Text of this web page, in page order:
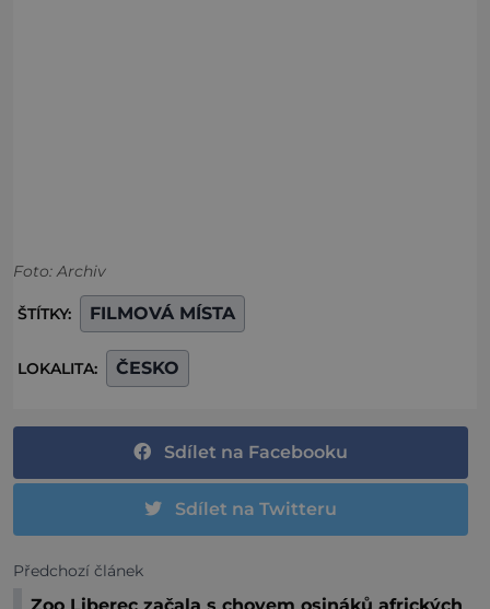
Foto: Archiv
ŠTÍTKY: FILMOVÁ MÍSTA
LOKALITA: ČESKO
Sdílet na Facebooku
Sdílet na Twitteru
Předchozí článek